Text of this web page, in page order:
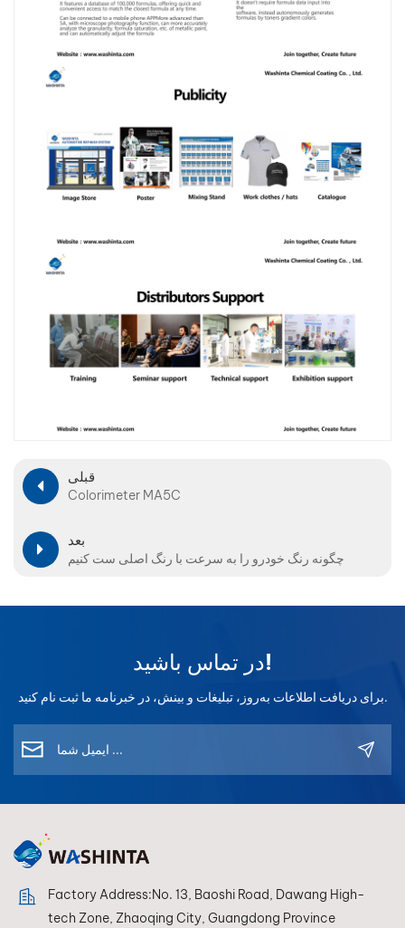
قبلی
Colorimeter MA5C
بعد
چگونه رنگ خودرو را به سرعت با رنگ اصلی ست کنیم
در تماس باشید!
برای دریافت اطلاعات به‌روز، تبلیغات و بینش، در خبرنامه ما ثبت نام کنید.
Factory Address:No. 13, Baoshi Road, Dawang High-
tech Zone, Zhaoqing City, Guangdong Province